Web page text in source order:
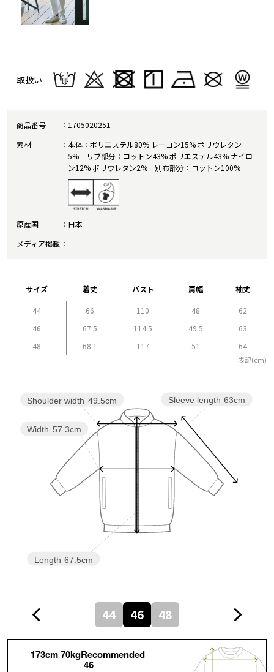
取扱い
商品番号
1705020251
素材
本体：ポリエステル80% レーヨン15% ポリウレタン
5% リブ部分：コットン43% ポリエステル43% ナイロ
ン12% ポリウレタン2% 別布部分：コットン100%
原産国
日本
メディア掲載
サイズ 着丈 バスト 肩幅 袖丈
44 66 110 48
62
46
67.5 114.5 49.5
63
48
68.1 117 51 64
表記(cm)
Sleeve length 63cm
Length 67.5cm
Width 57.3cm
Shoulder width 49.5cm
44 46 48
173cm 70kgRecommended
46